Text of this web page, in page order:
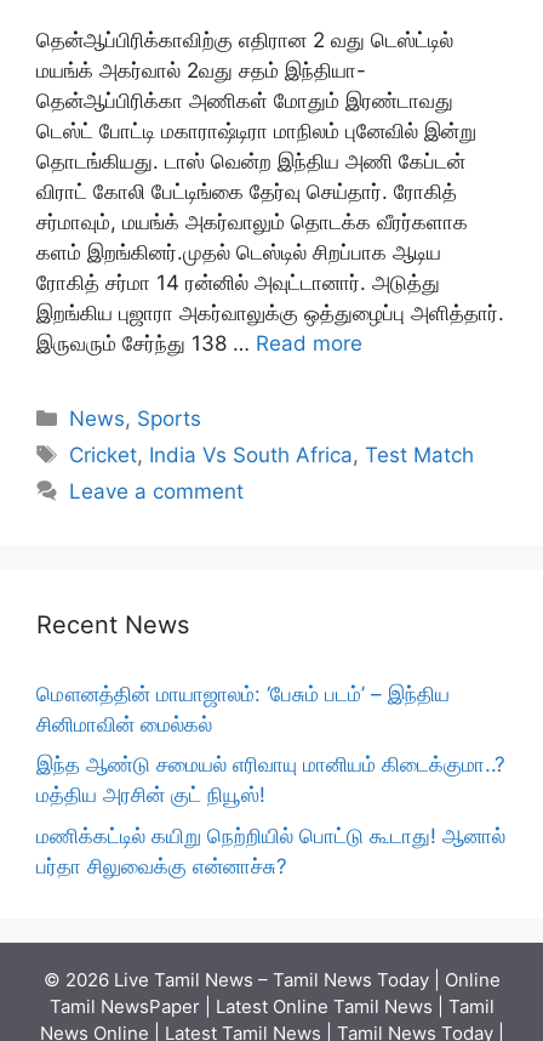
தென்ஆப்பிரிக்காவிற்கு எதிரான 2 வது டெஸ்ட்டில்
மயங்க் அகர்வால் 2வது சதம் இந்தியா-
தென்ஆப்பிரிக்கா அணிகள் மோதும் இரண்டாவது
டெஸ்ட் போட்டி மகாராஷ்டிரா மாநிலம் புனேவில் இன்று
தொடங்கியது. டாஸ் வென்ற இந்திய அணி கேப்டன்
விராட் கோலி பேட்டிங்கை தேர்வு செய்தார். ரோகித்
சர்மாவும், மயங்க் அகர்வாலும் தொடக்க வீரர்களாக
களம் இறங்கினர்.முதல் டெஸ்டில் சிறப்பாக ஆடிய
ரோகித் சர்மா 14 ரன்னில் அவுட்டானார். அடுத்து
இறங்கிய புஜாரா அகர்வாலுக்கு ஒத்துழைப்பு அளித்தார்.
இருவரும் சேர்ந்து 138 … Read more
Categories
News, Sports
Tags
Cricket, India Vs South Africa,Test Match
Leave a comment
Recent News
மௌனத்தின் மாயாஜாலம்: ‘பேசும் படம்’ – இந்திய
சினிமாவின் மைல்கல்
இந்த ஆண்டு சமையல் எரிவாயு மானியம் கிடைக்குமா..?
மத்திய அரசின் குட் நியூஸ்!
மணிக்கட்டில் கயிறு நெற்றியில் பொட்டு கூடாது! ஆனால்
பர்தா சிலுவைக்கு என்னாச்சு?
© 2026 Live Tamil News – Tamil News Today | Online
Tamil NewsPaper | Latest Online Tamil News | Tamil
News Online | Latest Tamil News | Tamil News Today |